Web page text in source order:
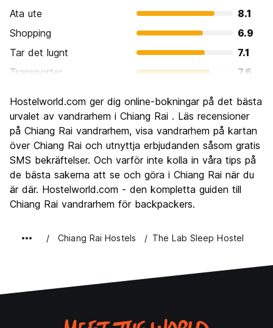
Ata ute
8.1
Shopping
6.9
Tar det lugnt
7.1
Transporter
7.6
Kultur
8.2
Festa
5.5
Värde för pengarna
8.0
Hostelworld.com ger dig online-bokningar på det bästa
urvalet av vandrarhem i Chiang Rai . Läs recensioner
på Chiang Rai vandrarhem, visa vandrarhem på kartan
över Chiang Rai och utnyttja erbjudanden såsom gratis
SMS bekräftelser. Och varför inte kolla in våra tips på
de bästa sakerna att se och göra i Chiang Rai när du
är där. Hostelworld.com - den kompletta guiden till
Chiang Rai vandrarhem för backpackers.
Chiang Rai Hostels The Lab Sleep Hostel